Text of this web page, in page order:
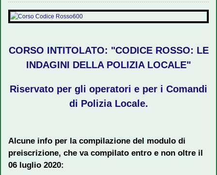
CORSO INTITOLATO: "CODICE ROSSO: LE
INDAGINI DELLA POLIZIA LOCALE"
Riservato per gli operatori e per i Comandi
di Polizia Locale.
Alcune info per la compilazione del modulo di
preiscrizione, che va compilato entro e non oltre il
06 luglio 2020: